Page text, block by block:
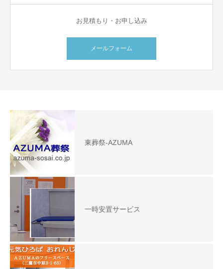
お見積もり・お申し込み
メールフォーム
東葬祭-AZUMA
一時安置サービス